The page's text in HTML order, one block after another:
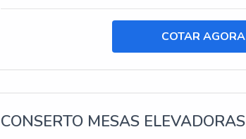
COTAR AGORA
CONSERTO MESAS ELEVADORAS